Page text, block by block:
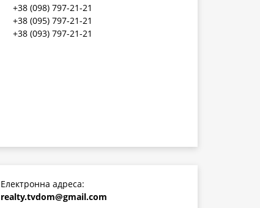
+38 (098) 797-21-21
+38 (095) 797-21-21
+38 (093) 797-21-21
Електронна адреса:
realty.tvdom@gmail.com